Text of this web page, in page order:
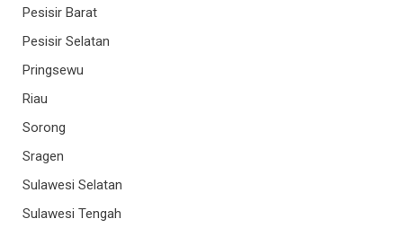
Pesisir Barat
Pesisir Selatan
Pringsewu
Riau
Sorong
Sragen
Sulawesi Selatan
Sulawesi Tengah